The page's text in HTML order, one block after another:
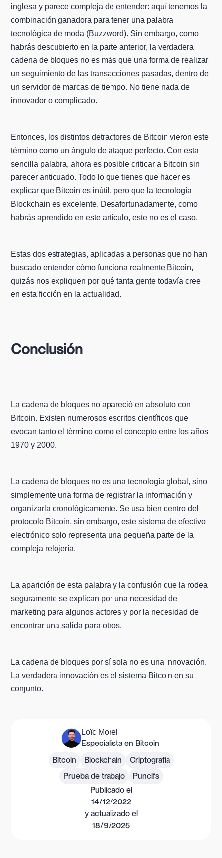
inglesa y parece compleja de entender: aquí tenemos la
combinación ganadora para tener una palabra
tecnológica de moda (Buzzword). Sin embargo, como
habrás descubierto en la parte anterior, la verdadera
cadena de bloques no es más que una forma de realizar
un seguimiento de las transacciones pasadas, dentro de
un servidor de marcas de tiempo. No tiene nada de
innovador o complicado.
Entonces, los distintos detractores de Bitcoin vieron este
término como un ángulo de ataque perfecto. Con esta
sencilla palabra, ahora es posible criticar a Bitcoin sin
parecer anticuado. Todo lo que tienes que hacer es
explicar que Bitcoin es inútil, pero que la tecnología
Blockchain es excelente. Desafortunadamente, como
habrás aprendido en este artículo, este no es el caso.
Estas dos estrategias, aplicadas a personas que no han
buscado entender cómo funciona realmente Bitcoin,
quizás nos expliquen por qué tanta gente todavía cree
en esta ficción en la actualidad.
Conclusión
La cadena de bloques no apareció en absoluto con
Bitcoin. Existen numerosos escritos científicos que
evocan tanto el término como el concepto entre los años
1970 y 2000.
La cadena de bloques no es una tecnología global, sino
simplemente una forma de registrar la información y
organizarla cronológicamente. Se usa bien dentro del
protocolo Bitcoin, sin embargo, este sistema de efectivo
electrónico solo representa una pequeña parte de la
compleja relojería.
La aparición de esta palabra y la confusión que la rodea
seguramente se explican por una necesidad de
marketing para algunos actores y por la necesidad de
encontrar una salida para otros.
La cadena de bloques por sí sola no es una innovación.
La verdadera innovación es el sistema Bitcoin en su
conjunto.
Loïc Morel
Especialista en Bitcoin
Bitcoin
Blockchain
Criptografía
Prueba de trabajo
Puncifs
Publicado el
14/12/2022
y actualizado el
18/9/2025